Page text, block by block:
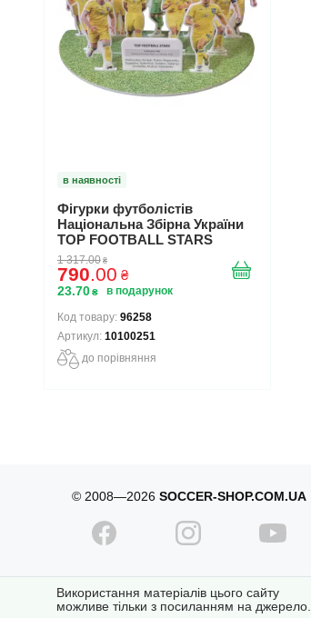
в наявності
Фігурки футболістів
Національна Збірна України
TOP FOOTBALL STARS
Collection 2 10100251
1 317.00 ₴
790.00 ₴
23.70 ₴
96258
10100251
до порівняння
© 2008—2026 SOCCER-SHOP.COM.UA
Використання матеріалів цього сайту
можливе тільки з посиланням на джерело.